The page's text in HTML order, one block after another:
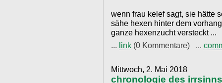
wenn frau kelef sagt, sie hätte
sähe hexen hinter dem
ganze hexenzucht versteckt ...
... link (0 Kommentare) ...
Mittwoch, 2. Mai 2018
chronologie des